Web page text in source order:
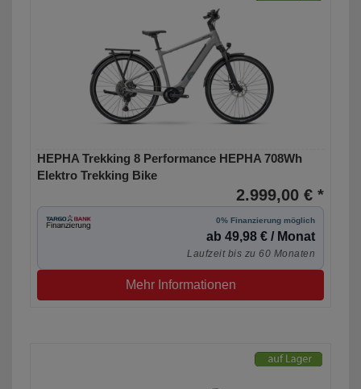
HEPHA Trekking 8 Performance HEPHA 708Wh
Elektro Trekking Bike
2.999,00 € *
0% Finanzierung möglich
ab 49,98 € / Monat
Laufzeit bis zu 60 Monaten
Mehr Informationen